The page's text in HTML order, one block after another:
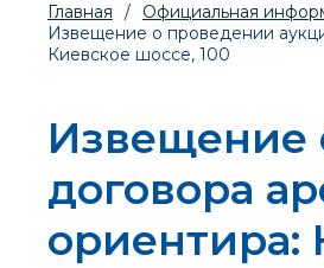
Главная / Официальная
Извещение о проведении
Киевское шоссе, 100
Извещение
договора
ориентира: